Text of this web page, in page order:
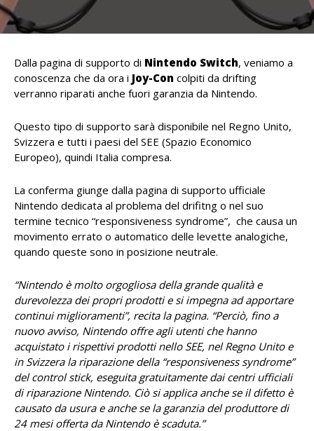
Dalla pagina di supporto di Nintendo Switch, veniamo a
conoscenza che da ora i Joy-Con colpiti da drifting
verranno riparati anche fuori garanzia da Nintendo.
Questo tipo di supporto sarà disponibile nel Regno Unito,
Svizzera e tutti i paesi del SEE (Spazio Economico
Europeo), quindi Italia compresa.
La conferma giunge dalla pagina di supporto ufficiale
Nintendo dedicata al problema del drifitng o nel suo
termine tecnico “responsiveness syndrome”, che causa un
movimento errato o automatico delle levette analogiche,
quando queste sono in posizione neutrale.
“Nintendo è molto orgogliosa della grande qualità e
durevolezza dei propri prodotti e si impegna ad apportare
continui miglioramenti”, recita la pagina. “Perciò, fino a
nuovo avviso, Nintendo offre agli utenti che hanno
acquistato i rispettivi prodotti nello SEE, nel Regno Unito e
in Svizzera la riparazione della “responsiveness syndrome”
del control stick, eseguita gratuitamente dai centri ufficiali
di riparazione Nintendo. Ciò si applica anche se il difetto è
causato da usura e anche se la garanzia del produttore di
24 mesi offerta da Nintendo è scaduta.”